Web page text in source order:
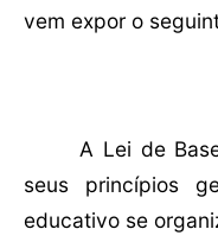
vem expor o
A Lei de
seus princípios
educativo se